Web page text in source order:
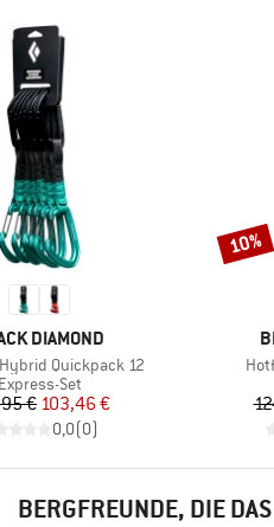
DIAMOND
Quickpack 12
Produktgruppe
Express-Set
Preis
€ reduzierter Preis
103,46 €
0,0(0)
Rabatt
10%
BERGFREUNDE, DIE